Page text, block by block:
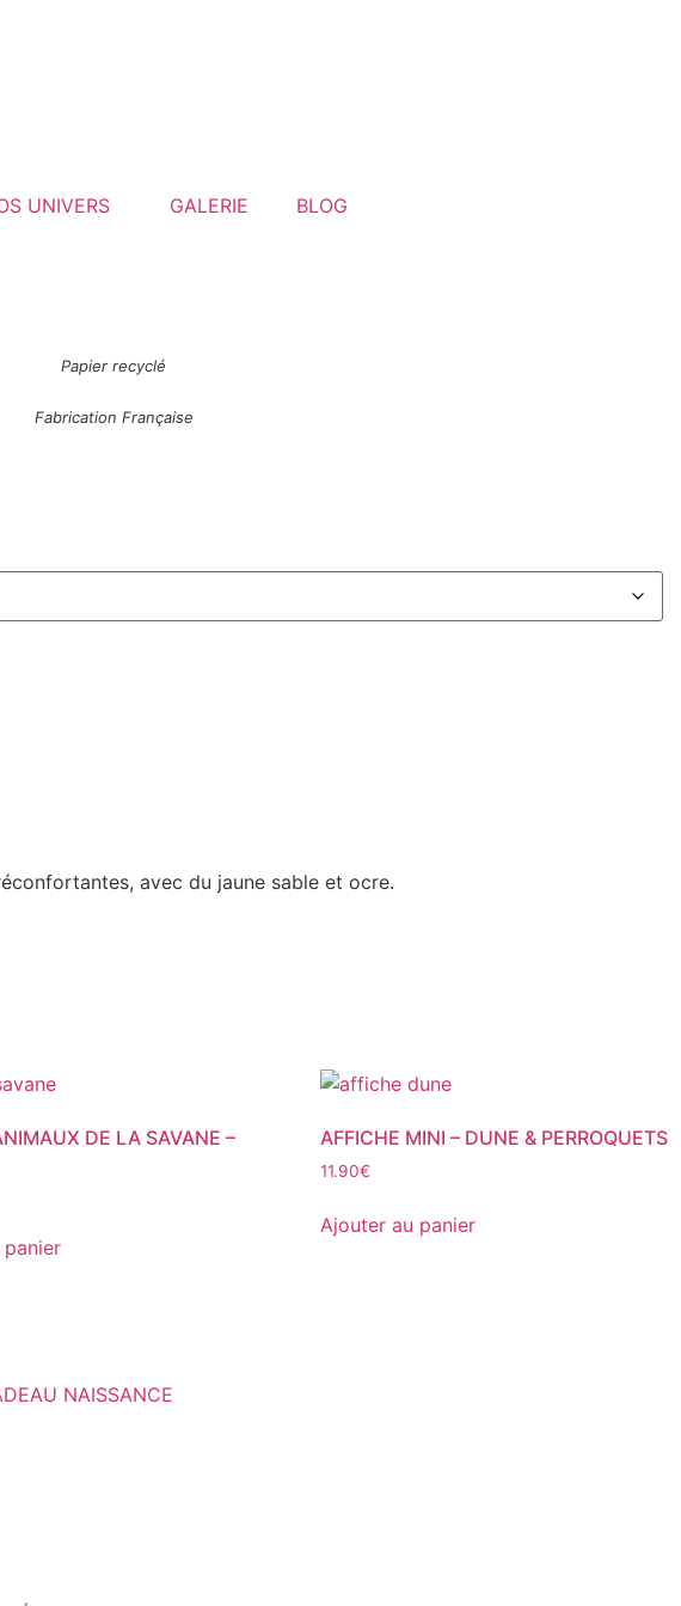
UNIVERS GALERIE BLOG
Papier recyclé
Fabrication Française
avec du jaune sable et ocre.
DE LA SAVANE –
AFFICHE MINI – DUNE & PERROQUETS
11.90€
Ajouter au panier
NAISSANCE